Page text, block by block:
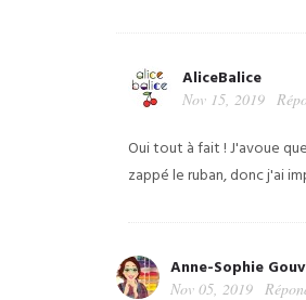
AliceBalice
Nov 15, 2019
Oui tout à fait ! J'avoue
zappé le ruban, donc j'ai
Anne-Sophie
Nov 05, 2019